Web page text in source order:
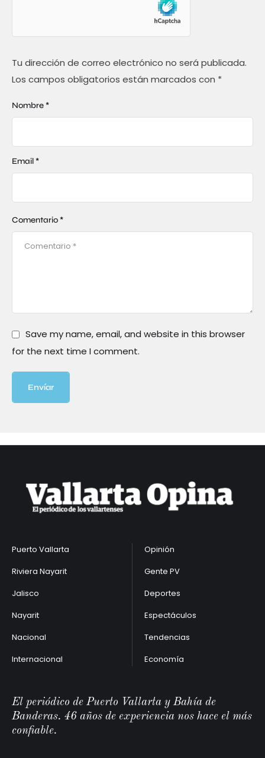
Tu dirección de correo electrónico no será publicada.
Los campos obligatorios están marcados con *
Comentario *
Nombre *
Email *
Save my name, email, and website in this browser
for the next time I comment.
Envíar
Puerto Vallarta
Riviera Nayarit
Jalisco
Nayarit
Nacional
Internacional
Opinión
Gente PV
Deportes
Espectáculos
Tendencias
Economía
El periódico de Puerto Vallarta y Bahía de
Banderas. 46 años de experiencia nos hace el más
confiable.